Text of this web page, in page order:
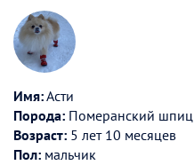
Имя:Асти
Порода: Померанский шпиц
Возраст: 5 лет 10 месяцев
Пол: мальчик